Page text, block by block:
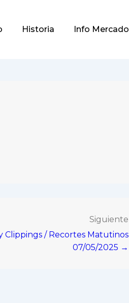
Historia Info Mercado
Siguiente
Clippings / Recortes Matutinos
07/05/2025 →